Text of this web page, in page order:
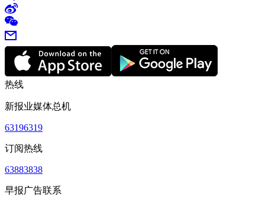
热线
新报业媒体总机
63196319
订阅热线
63883838
早报广告联系